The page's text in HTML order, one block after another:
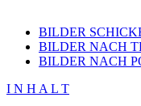
BILDER
BILDER NACH
BILDER NACH
I N H A L T